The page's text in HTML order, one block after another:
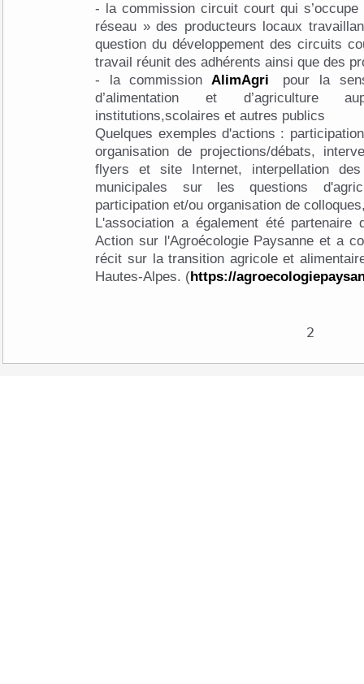
- la commission circuit court qui
réseau » des producteurs locaux
question du développement des circuits
travail réunit des adhérents ainsi que des
- la commissionAlimAgri
pour la
d’alimentation et d’agriculture
institutions,scolaires et autres publics
Quelques exemples d'actions :
organisation de projections/débats,
flyers et site Internet, interpellation
municipales sur les questions
participation et/ou organisation de
L'association a également été partenaire
Action sur l'Agroécologie Paysanne et a
récit sur la transition agricole et
Hautes-Alpes. (https://